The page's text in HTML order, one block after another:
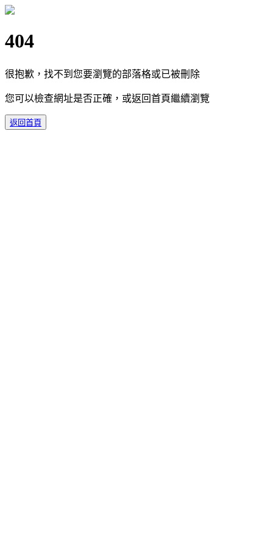
404
很抱歉，找不到您要瀏覽的部落格或已被刪除
您可以檢查網址是否正確，或返回首頁繼續瀏覽
返回首頁